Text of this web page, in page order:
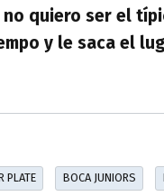
quiero ser el
y le saca el
PLATE BOCA JUNIORS